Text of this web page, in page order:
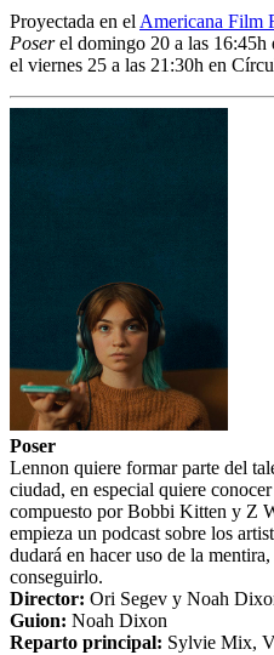
Proyectada en el Americana Film
Poserel domingo 20 a las 16:45h
el viernes 25 a las 21:30h en
Poser
Lennon quiere formar parte del
ciudad, en especial quiere
compuesto por Bobbi Kitten y Z
empieza un podcast sobre los
dudará en hacer uso de la
conseguirlo.
Director: Ori Segev y Noah
Guion: Noah Dixon
Reparto principal: Sylvie Mix,